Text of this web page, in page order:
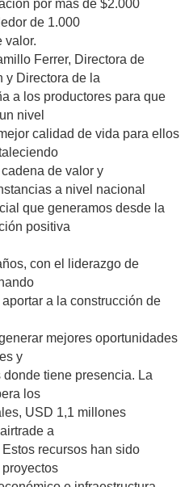
por más de $2.000
de 1.000
valor.
Ferrer, Directora de
y Directora de la
a los productores para que
nivel
calidad de vida para ellos
de valor y
a nivel nacional
que generamos desde la
positiva
con el liderazgo de
a la construcción de
mejores oportunidades
y
tiene presencia. La
los
USD 1,1 millones
a
recursos han sido